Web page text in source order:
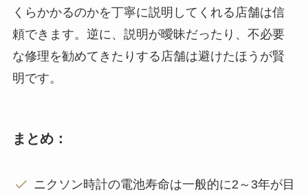
くらかかるのかを丁寧に説明してくれる店舗は信
頼できます。逆に、説明が曖昧だったり、不必要
な修理を勧めてきたりする店舗は避けたほうが賢
明です。
まとめ：
ニクソン時計の電池寿命は一般的に2～3年が目